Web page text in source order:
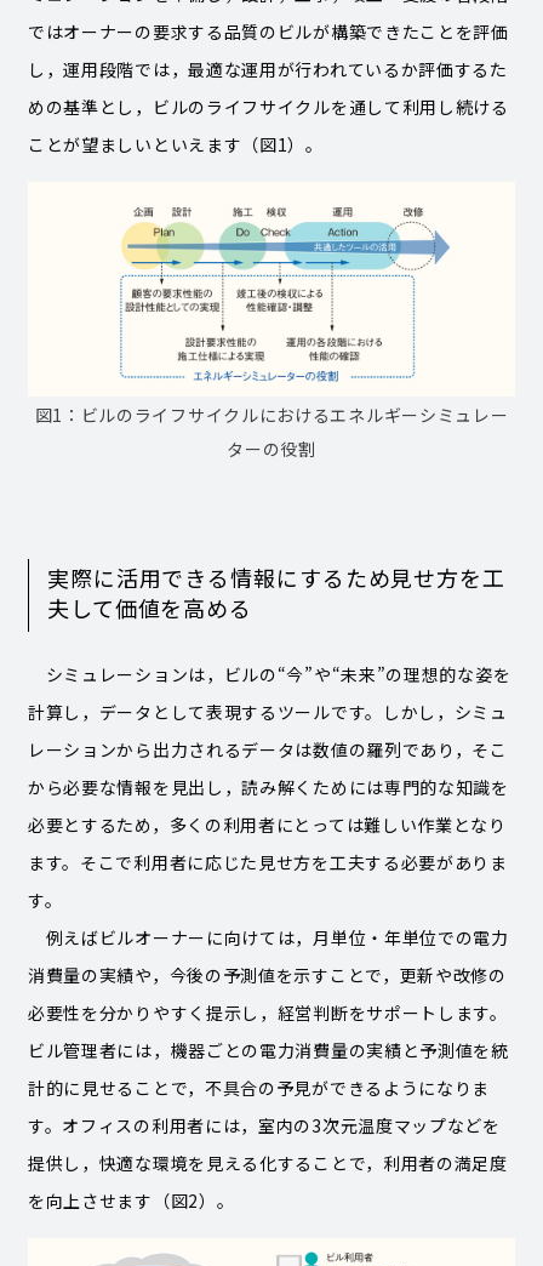
ではオーナーの要求する品質のビルが構築できたことを評価
し，運用段階では，最適な運用が行われているか評価するた
めの基準とし，ビルのライフサイクルを通して利用し続ける
ことが望ましいといえます（図1）。
図1：ビルのライフサイクルにおけるエネルギーシミュレー
ターの役割
実際に活用できる情報にするため見せ方を工
夫して価値を高める
シミュレーションは，ビルの“今”や“未来”の理想的な姿を
計算し，データとして表現するツールです。しかし，シミュ
レーションから出力されるデータは数値の羅列であり，そこ
から必要な情報を見出し，読み解くためには専門的な知識を
必要とするため，多くの利用者にとっては難しい作業となり
ます。そこで利用者に応じた見せ方を工夫する必要がありま
す。
例えばビルオーナーに向けては，月単位・年単位での電力
消費量の実績や，今後の予測値を示すことで，更新や改修の
必要性を分かりやすく提示し，経営判断をサポートします。
ビル管理者には，機器ごとの電力消費量の実績と予測値を統
計的に見せることで，不具合の予見ができるようになりま
す。オフィスの利用者には，室内の3次元温度マップなどを
提供し，快適な環境を見える化することで，利用者の満足度
を向上させます（図2）。